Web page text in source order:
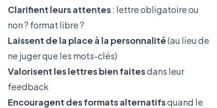
Clarifient leurs attentes: lettre obligatoire ou
non ? format libre ?
Laissent de la place à la personnalité(au lieu de
ne juger que les mots-clés)
Valorisent les lettres bien faitesdans leur
feedback
Encouragent des formats alternatifsquand le